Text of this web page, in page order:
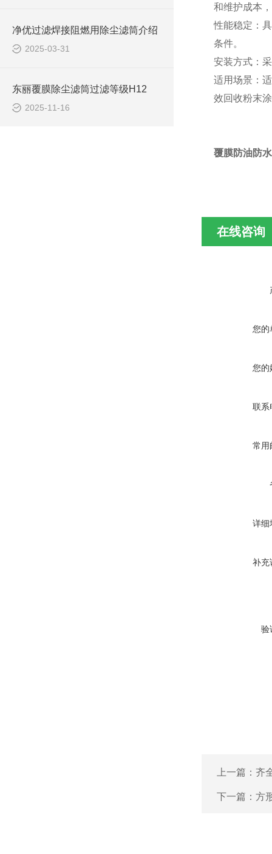
净优过滤焊接阻燃用除尘滤筒介绍
2025-03-31
东丽覆膜除尘滤筒过滤等级H12
2025-11-16
和维护成本
性能稳定：
条件。
安装方式：
适用场景：
效回收粉末
覆膜防油防
在线咨询
您的
您的
联系
常用
详细
补充
验
上一篇： 齐
下一篇： 方